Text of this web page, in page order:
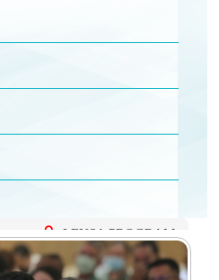
LENSA PROGRAM